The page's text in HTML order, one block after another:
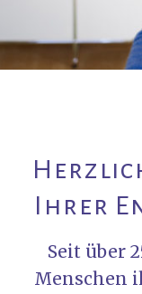
Ihrer
Seit über
Menschen